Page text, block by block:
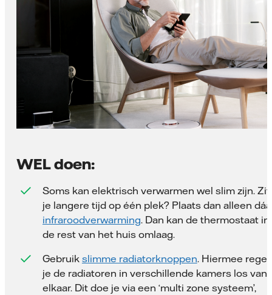
WEL doen:
Soms kan elektrisch verwarmen wel slim zijn. Zit
je langere tijd op één plek? Plaats dan alleen
infraroodverwarming. Dan kan de thermostaat in
de rest van het huis omlaag.
Gebruik slimme radiatorknoppen. Hiermee regel
je de radiatoren in verschillende kamers los van
elkaar. Dit doe je via een ‘multi zone systeem’,